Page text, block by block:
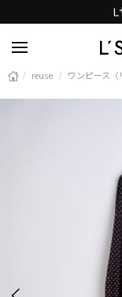
L
/ reuse / ワンピース〈